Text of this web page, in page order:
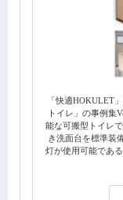
「快適HOKULET
トイレ」の事例集
能な可搬型トイレ
き洗面台を標準装
灯が使用可能であ